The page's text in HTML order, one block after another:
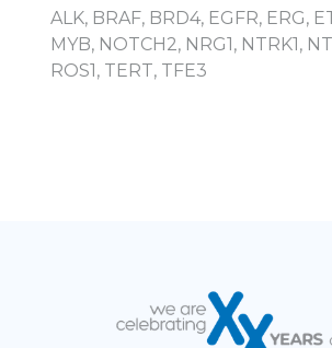
ALK, BRAF, BRD4, EGFR, ERG,
MYB, NOTCH2, NRG1, NTRK1,
ROS1, TERT, TFE3